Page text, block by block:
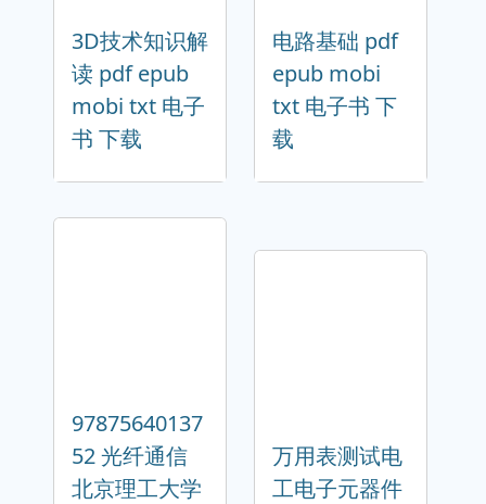
3D技术知识解
读 pdf epub
mobi txt 电子
书 下载
电路基础 pdf
epub mobi
txt 电子书 下
载
97875640137
52 光纤通信
北京理工大学
万用表测试电
工电子元器件